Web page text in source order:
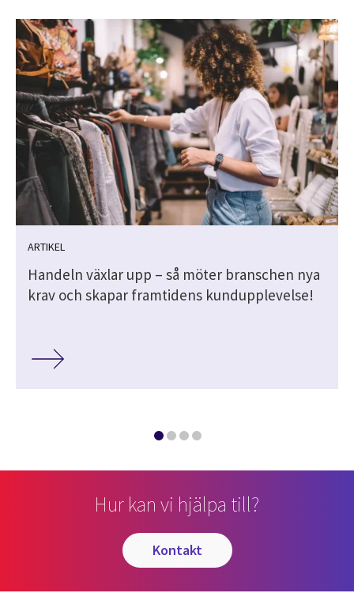
ARTIKEL
Handeln växlar upp – så möter branschen nya
krav och skapar framtidens kundupplevelse!
Hur kan vi hjälpa till?
kontakt